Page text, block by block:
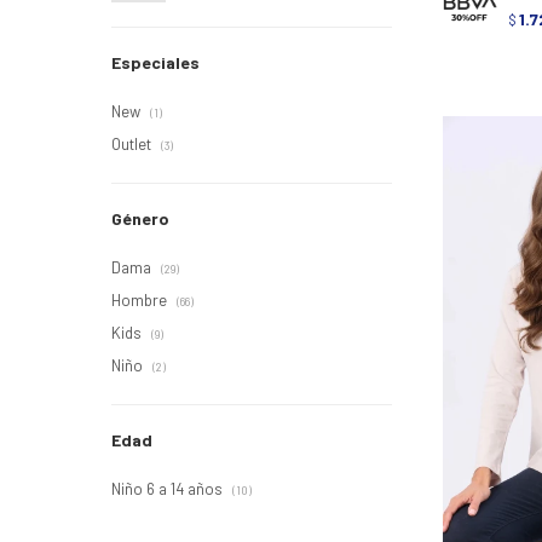
$
Especiales
New (1)
Outlet (3)
Género
Dama (29)
Hombre (66)
Kids (9)
Niño (2)
Edad
Niño 6 a 14 años (10)